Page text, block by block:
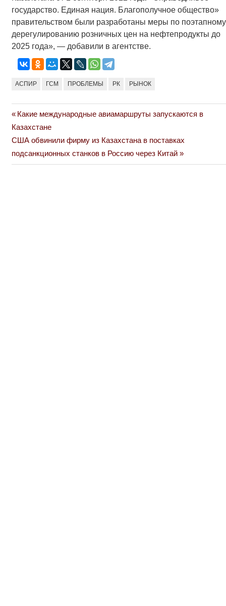
государство. Единая нация. Благополучное общество»
правительством были разработаны меры по поэтапному
дерегулированию розничных цен на нефтепродукты до
2025 года», — добавили в агентстве.
АСПИР ГСМ ПРОБЛЕМЫ РК РЫНОК
Навигация
по
записям
Previous
Post:
Какие международные авиамаршруты запускаются в
Казахстане
Next
Post:
США обвинили фирму из Казахстана в поставках
подсанкционных станков в Россию через Китай